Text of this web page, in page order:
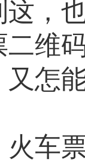
这，
维
怎
票